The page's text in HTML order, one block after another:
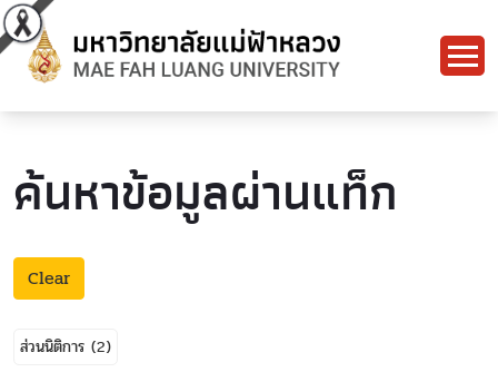
ค้นหาข้อมูลผ่านแท็ก
Clear
ส่วนนิติการ (2)